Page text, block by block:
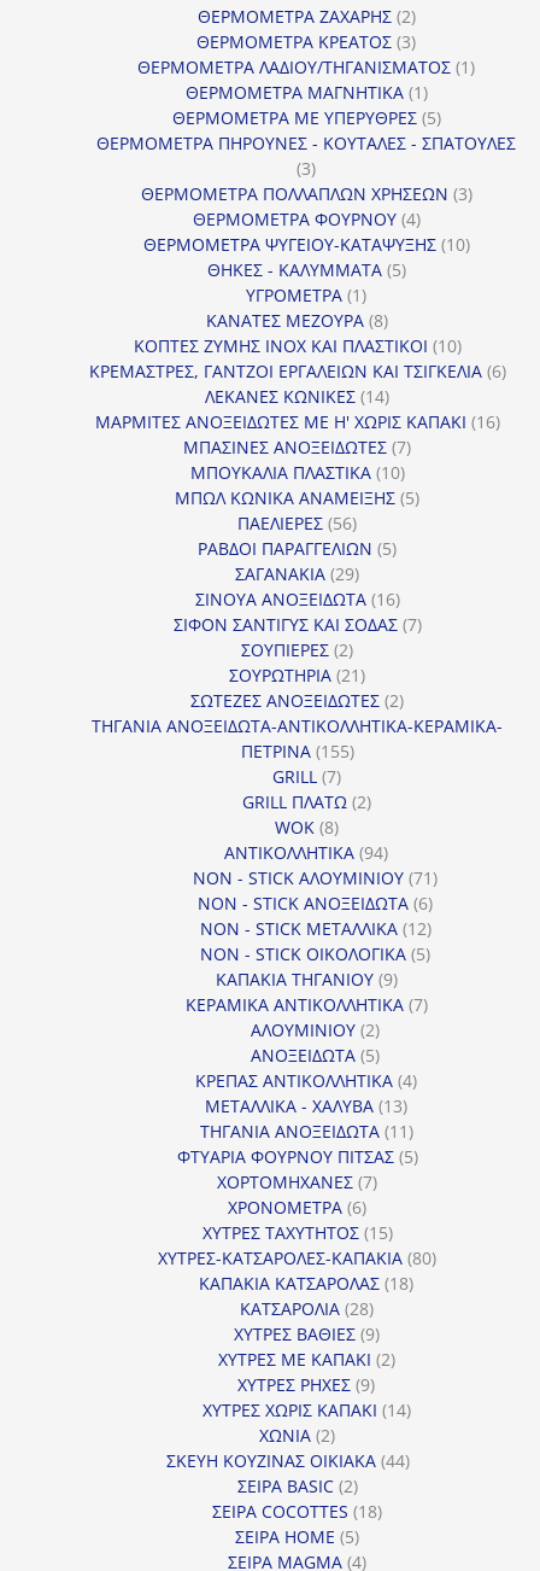
προϊόν
ΘΕΡΜΟΜΕΤΡΑ ΖΑΧΑΡΗΣ 22
προϊόντα
ΘΕΡΜΟΜΕΤΡΑ ΚΡΕΑΤΟΣ 33
προϊόντα
ΘΕΡΜΟΜΕΤΡΑ ΛΑΔΙΟΥ/ΤΗΓΑΝΙΣΜΑΤΟΣ 11
ΘΕΡΜΟΜΕΤΡΑ ΜΑΓΝΗΤΙΚΑ 11
προϊόν
ΘΕΡΜΟΜΕΤΡΑ ΜΕ ΥΠΕΡΥΘΡΕΣ 55
προϊόντα
ΘΕΡΜΟΜΕΤΡΑ ΠΗΡΟΥΝΕΣ - ΚΟΥΤΑΛΕΣ - ΣΠΑΤΟΥΛΕΣ
33
προϊόντα
ΘΕΡΜΟΜΕΤΡΑ ΠΟΛΛΑΠΛΩΝ ΧΡΗΣΕΩΝ 33
ΘΕΡΜΟΜΕΤΡΑ ΦΟΥΡΝΟΥ 44
προϊόντα
ΘΕΡΜΟΜΕΤΡΑ ΨΥΓΕΙΟΥ-ΚΑΤΑΨΥΞΗΣ 1010
ΘΗΚΕΣ - ΚΑΛΥΜΜΑΤΑ 55
ΥΓΡΟΜΕΤΡΑ 11
προϊόν
ΚΑΝΑΤΕΣ ΜΕΖΟΥΡΑ 88
προϊόντα
ΚΟΠΤΕΣ ΖΥΜΗΣ INOX ΚΑΙ ΠΛΑΣΤΙΚΟΙ 1010
προϊόντα
ΚΡΕΜΑΣΤΡΕΣ, ΓΑΝΤΖΟΙ ΕΡΓΑΛΕΙΩΝ ΚΑΙ ΤΣΙΓΚΕΛΙΑ 66
ΛΕΚΑΝΕΣ ΚΩΝΙΚΕΣ 1414
προϊόντα
ΜΑΡΜΙΤΕΣ ΑΝΟΞΕΙΔΩΤΕΣ ΜΕ Η' ΧΩΡΙΣ ΚΑΠΑΚΙ 1616
ΜΠΑΣΙΝΕΣ ΑΝΟΞΕΙΔΩΤΕΣ 77
ΜΠΟΥΚΑΛΙΑ ΠΛΑΣΤΙΚΑ 1010
προϊόντα
ΜΠΩΛ ΚΩΝΙΚΑ ΑΝΑΜΕΙΞΗΣ 55
ΠΑΕΛΙΕΡΕΣ 5656
προϊόντα
ΡΑΒΔΟΙ ΠΑΡΑΓΓΕΛΙΩΝ 55
ΣΑΓΑΝΑΚΙΑ 2929
προϊόντα
ΣΙΝΟΥΑ ΑΝΟΞΕΙΔΩΤΑ 1616
προϊόντα
ΣΙΦΟΝ ΣΑΝΤΙΓΥΣ ΚΑΙ ΣΟΔΑΣ 77
ΣΟΥΠΙΕΡΕΣ 22
προϊόντα
ΣΟΥΡΩΤΗΡΙΑ 2121
προϊόντα
ΣΩΤΕΖΕΣ ΑΝΟΞΕΙΔΩΤΕΣ 22
προϊόντα
ΤΗΓΑΝΙΑ ΑΝΟΞΕΙΔΩΤΑ-ΑΝΤΙΚΟΛΛΗΤΙΚΑ-ΚΕΡΑΜΙΚΑ-
ΠΕΤΡΙΝΑ 155155
GRILL 77
προϊόντα
GRILL ΠΛΑΤΩ 22
WOK 88
προϊόντα
ΑΝΤΙΚΟΛΛΗΤΙΚΑ 9494
προϊόντα
NON - STICK ΑΛΟΥΜΙΝΙΟΥ 7171
προϊόντα
NON - STICK ΑΝΟΞΕΙΔΩΤΑ 66
προϊόντα
NON - STICK ΜΕΤΑΛΛΙΚΑ 1212
προϊόντα
NON - STICK ΟΙΚΟΛΟΓΙΚΑ 55
ΚΑΠΑΚΙΑ ΤΗΓΑΝΙΟΥ 99
προϊόντα
ΚΕΡΑΜΙΚΑ ΑΝΤΙΚΟΛΛΗΤΙΚΑ 77
ΑΛΟΥΜΙΝΙΟΥ 22
προϊόντα
ΑΝΟΞΕΙΔΩΤΑ 55
προϊόντα
ΚΡΕΠΑΣ ΑΝΤΙΚΟΛΛΗΤΙΚΑ 44
ΜΕΤΑΛΛΙΚΑ - ΧΑΛΥΒΑ 1313
προϊόντα
ΤΗΓΑΝΙΑ ΑΝΟΞΕΙΔΩΤΑ 1111
προϊόντα
ΦΤΥΑΡΙΑ ΦΟΥΡΝΟΥ ΠΙΤΣΑΣ 55
ΧΟΡΤΟΜΗΧΑΝΕΣ 77
ΧΡΟΝΟΜΕΤΡΑ 66
προϊόντα
ΧΥΤΡΕΣ ΤΑΧΥΤΗΤΟΣ 1515
προϊόντα
ΧΥΤΡΕΣ-ΚΑΤΣΑΡΟΛΕΣ-ΚΑΠΑΚΙΑ 8080
ΚΑΠΑΚΙΑ ΚΑΤΣΑΡΟΛΑΣ 1818
ΚΑΤΣΑΡΟΛΙΑ 2828
προϊόντα
ΧΥΤΡΕΣ ΒΑΘΙΕΣ 99
προϊόντα
ΧΥΤΡΕΣ ΜΕ ΚΑΠΑΚΙ 22
ΧΥΤΡΕΣ ΡΗΧΕΣ 99
προϊόντα
ΧΥΤΡΕΣ ΧΩΡΙΣ ΚΑΠΑΚΙ 1414
ΧΩΝΙΑ 22
προϊόντα
ΣΚΕΥΗ ΚΟΥΖΙΝΑΣ ΟΙΚΙΑΚΑ 4444
ΣΕΙΡΑ BASIC 22
προϊόντα
ΣΕΙΡΑ COCOTTES 1818
ΣΕΙΡΑ HOME 55
προϊόντα
ΣΕΙΡΑ MAGMA 44